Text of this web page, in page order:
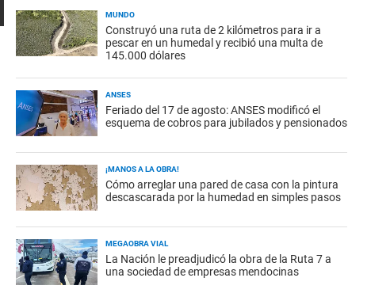
MUNDO
Construyó una ruta de 2 kilómetros para ir a
pescar en un humedal y recibió una multa de
145.000 dólares
ANSES
Feriado del 17 de agosto: ANSES modificó el
esquema de cobros para jubilados y pensionados
¡MANOS A LA OBRA!
Cómo arreglar una pared de casa con la pintura
descascarada por la humedad en simples pasos
MEGAOBRA VIAL
La Nación le preadjudicó la obra de la Ruta 7 a
una sociedad de empresas mendocinas